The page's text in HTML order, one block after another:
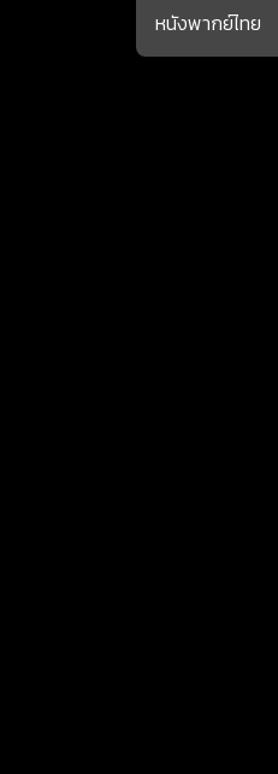
หนังพากย์ไทย